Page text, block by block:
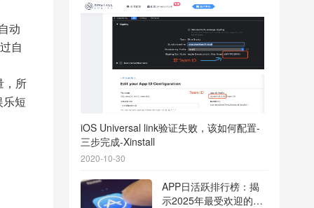
动
自
，所
乐短
iOS Universal link验证失败，该如何配置-
三步完成-Xinstall
2020-10-30
APP日活跃排行榜：揭
示2025年最受欢迎的应